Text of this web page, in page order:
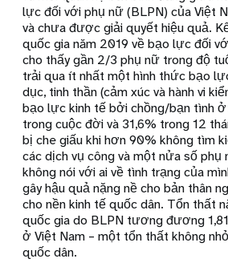
lực đối với phụ nữ (BLPN) của Việt
và chưa được giải quyết hiệu quả.
quốc gia năm 2019 về bạo lực đối
cho thấy gần 2/3 phụ nữ trong độ
trải qua ít nhất một hình thức bạo
dục, tinh thần (cảm xúc và hành vi
bạo lực kinh tế bởi chồng/bạn tình
trong cuộc đời và 31,6% trong 12
bị che giấu khi hơn 90% không tìm
các dịch vụ công và một nửa số
không nói với ai về tình trạng của
gây hậu quả nặng nề cho bản thân
cho nền kinh tế quốc dân. Tổn thất
quốc gia do BLPN tương đương
ở Việt Nam – một tổn thất không
quốc dân.